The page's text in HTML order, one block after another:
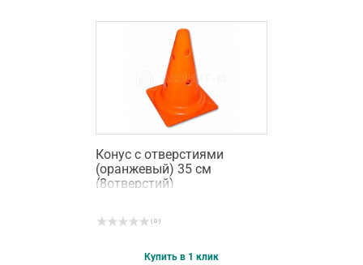
Конус с отверстиями
(оранжевый) 35 см
(8отверстий)
( 0 )
Купить в 1 клик